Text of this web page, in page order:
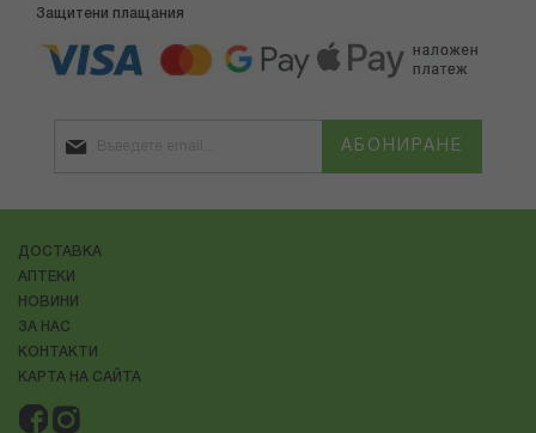
Защитени плащания
АБОНИРАНЕ
ДОСТАВКА
АПТЕКИ
НОВИНИ
ЗА НАС
КОНТАКТИ
КАРТА НА САЙТА